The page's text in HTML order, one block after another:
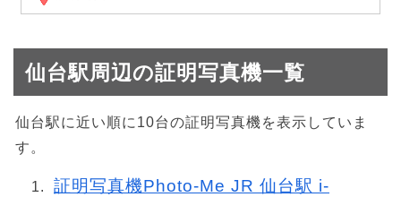
仙台駅周辺の証明写真機一覧
仙台駅に近い順に10台の証明写真機を表示していま
す。
証明写真機Photo-Me JR 仙台駅 i-